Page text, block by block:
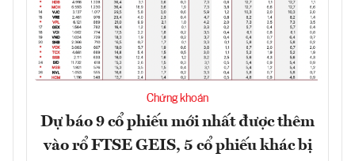
Chứng khoán
Dự báo 9 cổ phiếu mới nhất được thêm
vào rổ FTSE GEIS, 5 cổ phiếu khác bị